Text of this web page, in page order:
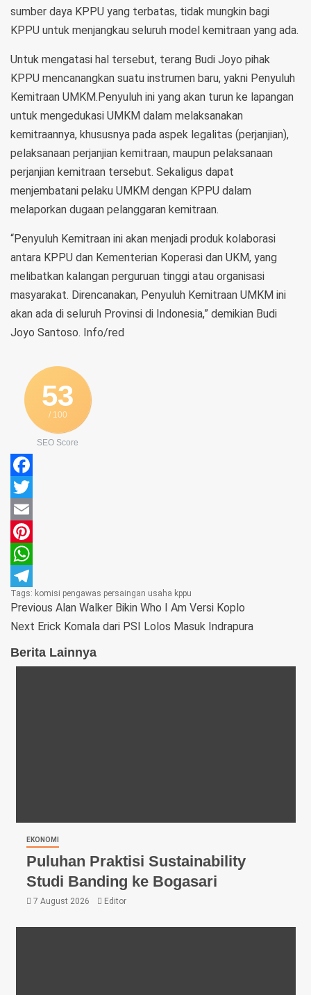
sumber daya KPPU yang terbatas, tidak mungkin bagi
KPPU untuk menjangkau seluruh model kemitraan yang ada.
Untuk mengatasi hal tersebut, terang Budi Joyo pihak
KPPU mencanangkan suatu instrumen baru, yakni Penyuluh
Kemitraan UMKM.Penyuluh ini yang akan turun ke lapangan
untuk mengedukasi UMKM dalam melaksanakan
kemitraannya, khususnya pada aspek legalitas (perjanjian),
pelaksanaan perjanjian kemitraan, maupun pelaksanaan
perjanjian kemitraan tersebut. Sekaligus dapat
menjembatani pelaku UMKM dengan KPPU dalam
melaporkan dugaan pelanggaran kemitraan.
“Penyuluh Kemitraan ini akan menjadi produk kolaborasi
antara KPPU dan Kementerian Koperasi dan UKM, yang
melibatkan kalangan perguruan tinggi atau organisasi
masyarakat. Direncanakan, Penyuluh Kemitraan UMKM ini
akan ada di seluruh Provinsi di Indonesia,” demikian Budi
Joyo Santoso. Info/red
53
/ 100
SEO Score
Facebook
Twitter
Email
Pinterest
WhatsApp
Telegram
Tags: komisi pengawas persaingan usaha kppu
Previous Alan Walker Bikin Who I Am Versi Koplo
Next Erick Komala dari PSI Lolos Masuk Indrapura
Berita Lainnya
EKONOMI
Puluhan Praktisi Sustainability
Studi Banding ke Bogasari
7 August 2026 Editor